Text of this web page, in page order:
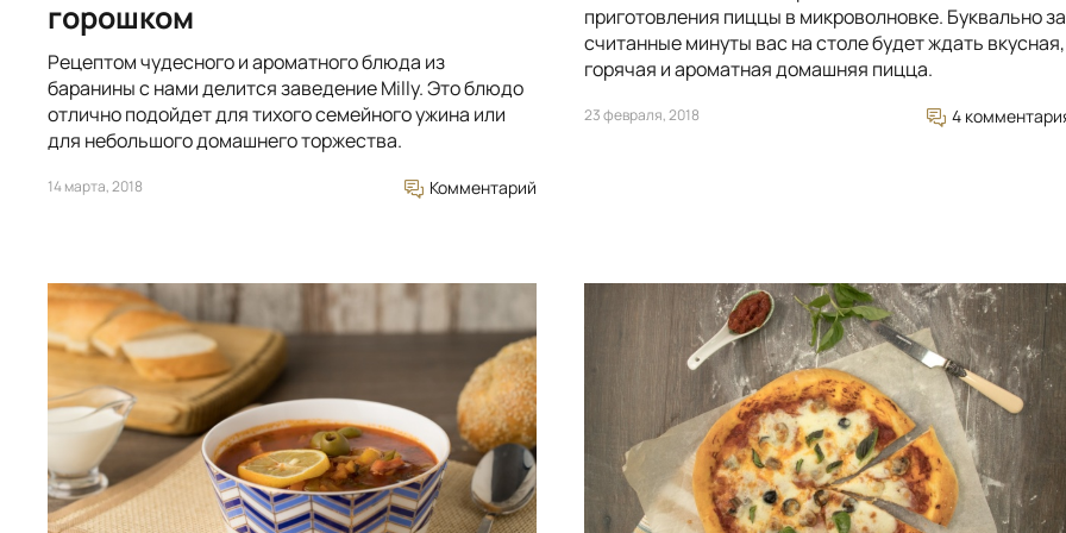
горошком
Рецептом чудесного и ароматного блюда из
баранины с нами делится заведение Milly. Это блюдо
отлично подойдет для тихого семейного ужина или
для небольшого домашнего торжества.
14 марта, 2018 Комментарий
приготовления пиццы в микроволновке. Буквально за
считанные минуты вас на столе будет ждать вкусная,
горячая и ароматная домашняя пицца.
23 февраля, 2018 4